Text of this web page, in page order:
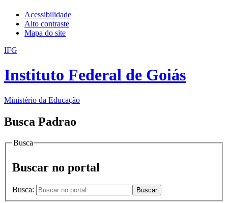
Acessibilidade
Alto contraste
Mapa do site
IFG
Instituto Federal de Goiás
Ministério da Educação
Busca Padrao
Busca
Buscar no portal
Busca: Buscar